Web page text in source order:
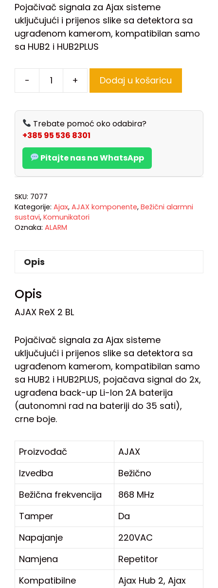
Pojačivač signala za Ajax sisteme
uključujući i prijenos slike sa detektora sa
ugrađenom kamerom, kompatibilan samo
sa HUB2 i HUB2PLUS
- + Dodaj u košaricu
Trebate pomoć oko odabira?
+385 95 536 8301
Pitajte nas na WhatsApp
SKU: 7077
Kategorije: Ajax, AJAX komponente, Bežični alarmni
sustavi, Komunikatori
Oznaka: ALARM
Opis
Opis
AJAX ReX 2 BL
Pojačivač signala za Ajax sisteme
uključujući i prijenos slike sa detektora sa
ugrađenom kamerom, kompatibilan samo
sa HUB2 i HUB2PLUS, pojačava signal do 2x,
ugrađena back-up Li-Ion 2A baterija
(autonomni rad na bateriji do 35 sati),
crne boje.
Proizvođač
AJAX
Izvedba
Bežično
Bežična frekvencija
868 MHz
Tamper
Da
Napajanje
220VAC
Namjena
Repetitor
Kompatibilne
Ajax Hub 2, Ajax